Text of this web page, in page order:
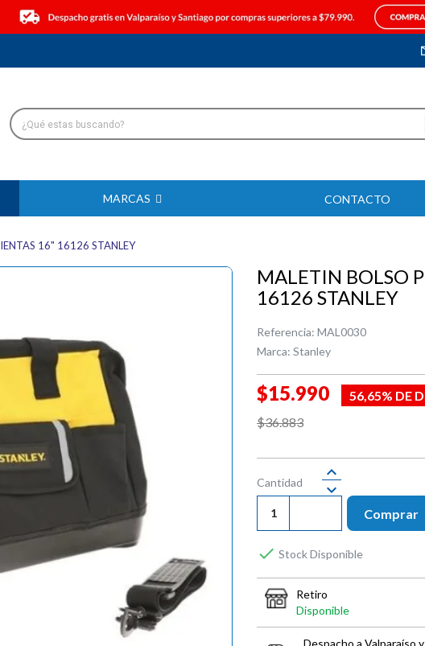
MARCAS CONTACTO
16" 16126 STANLEY
MALETIN BOLSO
16126 STANLEY
Referencia: MAL0030
Marca: Stanley
$15.990
56,65% DE
$36.883
Cantidad
Comprar
 Stock Disponible
Retiro
Disponible
Despacho a Valparaíso